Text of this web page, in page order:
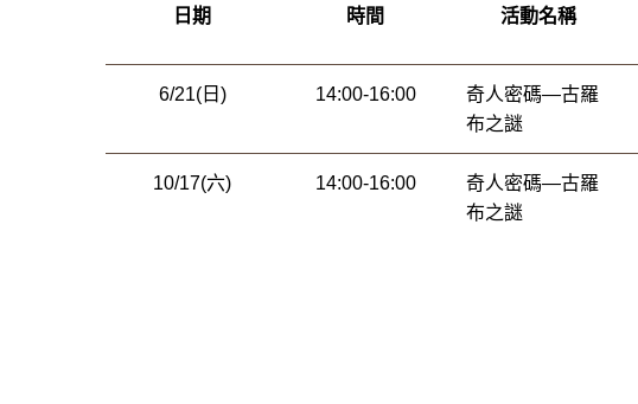
日期 時間 活動名稱
6/21(日) 14:00-16:00
奇人密碼—古羅
布之謎
10/17(六) 14:00-16:00
奇人密碼—古羅
布之謎